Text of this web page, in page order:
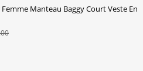
Femme Manteau Baggy Court Veste En